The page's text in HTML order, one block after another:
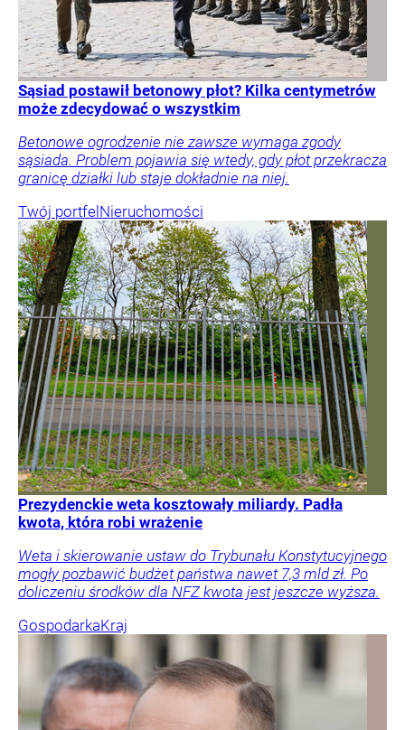
Sąsiad postawił betonowy płot? Kilka centymetrów
może zdecydować o wszystkim
Betonowe ogrodzenie nie zawsze wymaga zgody
sąsiada. Problem pojawia się wtedy, gdy płot przekracza
granicę działki lub staje dokładnie na niej.
Twój portfelNieruchomości
Prezydenckie weta kosztowały miliardy. Padła
kwota, która robi wrażenie
Weta i skierowanie ustaw do Trybunału Konstytucyjnego
mogły pozbawić budżet państwa nawet 7,3 mld zł. Po
doliczeniu środków dla NFZ kwota jest jeszcze wyższa.
GospodarkaKraj